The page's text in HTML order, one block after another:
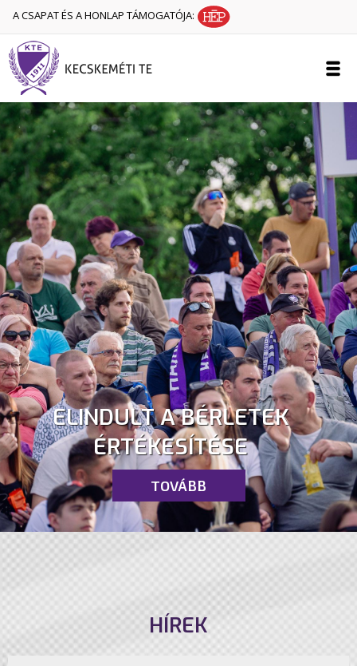
A CSAPAT ÉS A HONLAP TÁMOGATÓJA:
ELINDULT A BÉRLETEK
ÉRTÉKESÍTÉSE
TOVÁBB
HÍREK